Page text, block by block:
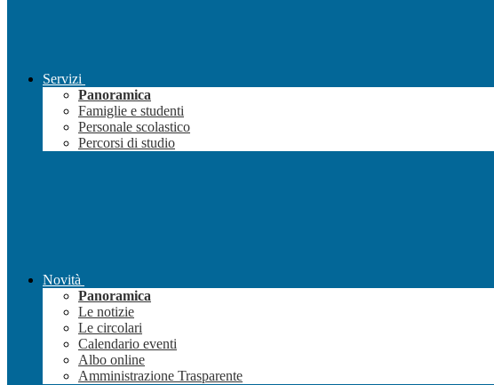
Servizi
Panoramica
Famiglie e studenti
Personale scolastico
Percorsi di studio
Novità
Panoramica
Le notizie
Le circolari
Calendario eventi
Albo online
Amministrazione Trasparente